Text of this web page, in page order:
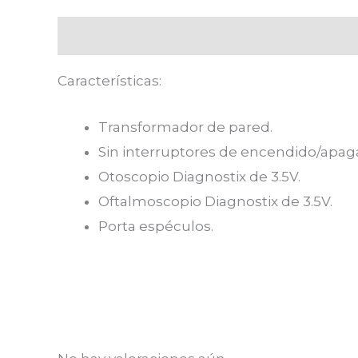
Características:
Transformador de pared.
Sin interruptores de encendido/
Otoscopio Diagnostix de 3.5V.
Oftalmoscopio Diagnostix de 3.5V.
Porta espéculos.